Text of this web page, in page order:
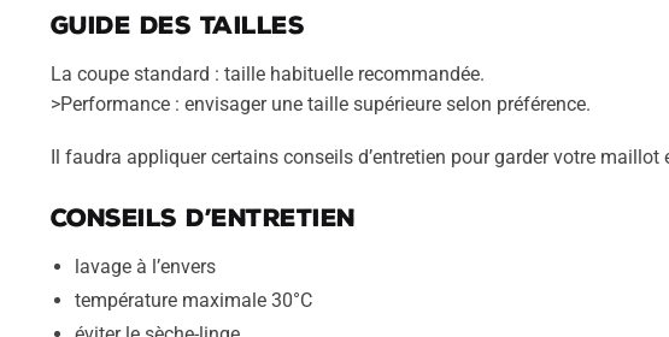
Guide des tailles
La coupe standard : taille habituelle recommandée.
>Performance : envisager une taille supérieure selon préférence.
Il faudra appliquer certains conseils d’entretien pour garder votre maillot
Conseils d’entretien
lavage à l’envers
température maximale 30°C